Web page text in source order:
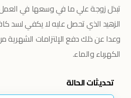
تبذل زوجة علي ما في وسعها في العمل
الزهيد الذي تحصل عليه لا يكفي لسد
وعدا عن ذلك دفع الإلتزامات الشهرية من
الكهرباء والماء.
تحديثات الحالة